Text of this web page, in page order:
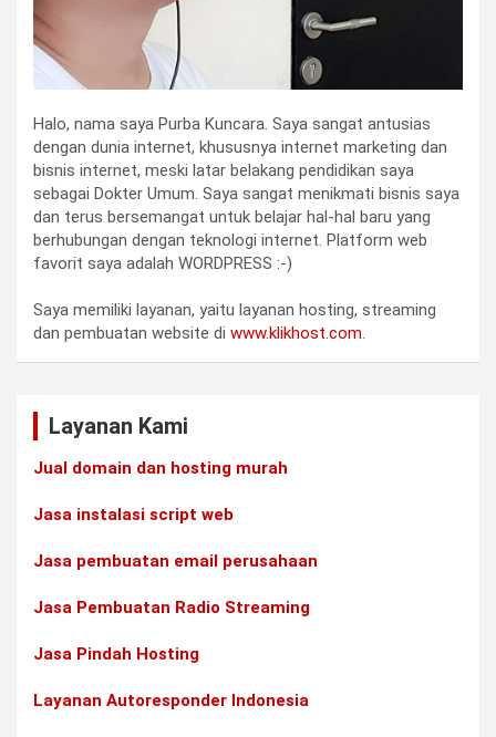
Halo, nama saya Purba Kuncara. Saya sangat antusias
dengan dunia internet, khususnya internet marketing dan
bisnis internet, meski latar belakang pendidikan saya
sebagai Dokter Umum. Saya sangat menikmati bisnis saya
dan terus bersemangat untuk belajar hal-hal baru yang
berhubungan dengan teknologi internet. Platform web
favorit saya adalah WORDPRESS :-)
Saya memiliki layanan, yaitu layanan hosting, streaming
dan pembuatan website di www.klikhost.com.
Layanan Kami
Jual domain dan hosting murah
Jasa instalasi script web
Jasa pembuatan email perusahaan
Jasa Pembuatan Radio Streaming
Jasa Pindah Hosting
Layanan Autoresponder Indonesia